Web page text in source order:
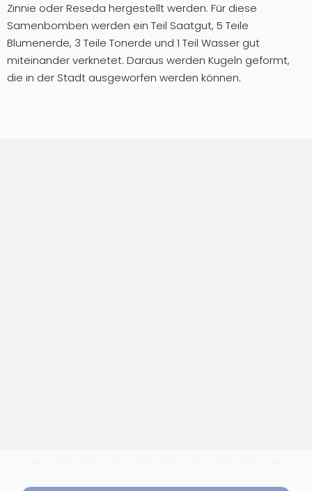
Zinnie oder Reseda hergestellt werden. Für diese
Samenbomben werden ein Teil Saatgut, 5 Teile
Blumenerde, 3 Teile Tonerde und 1 Teil Wasser gut
miteinander verknetet. Daraus werden Kugeln geformt,
die in der Stadt ausgeworfen werden können.